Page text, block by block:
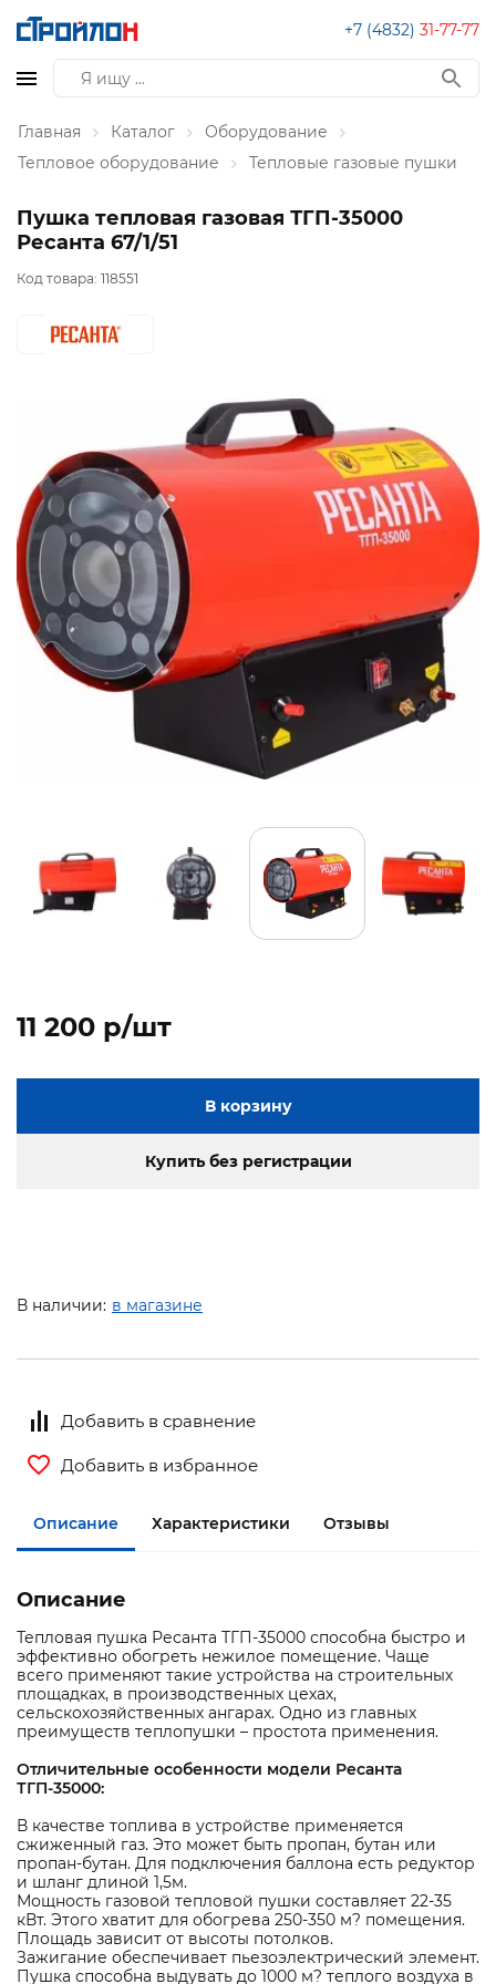
+7 (4832) 31-77-77
Главная Каталог
Оборудование
Тепловое оборудование
Тепловые газовые пушки
Пушка тепловая газовая ТГП-35000
Ресанта 67/1/51
Код товара: 118551
11 200 p/шт
В корзину
Купить без регистрации
В наличии: в магазине
Добавить в сравнение
Добавить в избранное
Описание Характеристики Отзывы
Описание
Тепловая пушка Ресанта ТГП-35000 способна быстро и
эффективно обогреть нежилое помещение. Чаще
всего применяют такие устройства на строительных
площадках, в производственных цехах,
сельскохозяйственных ангарах. Одно из главных
преимуществ теплопушки – простота применения.
Отличительные особенности модели Ресанта
ТГП-35000:
В качестве топлива в устройстве применяется
сжиженный газ. Это может быть пропан, бутан или
пропан-бутан. Для подключения баллона есть редуктор
и шланг длиной 1,5м.
Мощность газовой тепловой пушки составляет 22-35
кВт. Этого хватит для обогрева 250-350 м? помещения.
Площадь зависит от высоты потолков.
Зажигание обеспечивает пьезоэлектрический элемент.
Пушка способна выдувать до 1000 м? теплого воздуха в